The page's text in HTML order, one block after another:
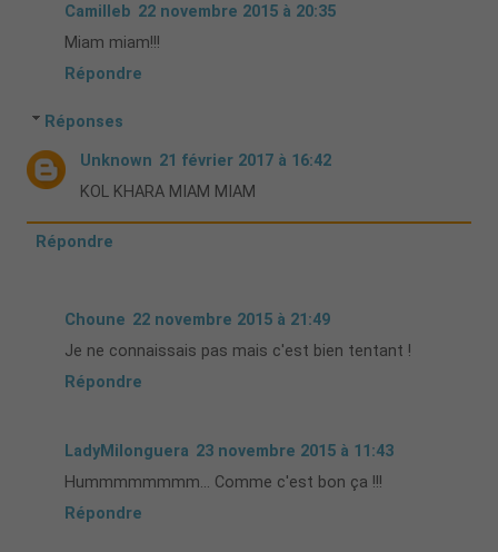
Camilleb 22 novembre 2015 à 20:35
Miam miam!!!
Répondre
Réponses
Unknown 21 février 2017 à 16:42
KOL KHARA MIAM MIAM
Répondre
Choune 22 novembre 2015 à 21:49
Je ne connaissais pas mais c'est bien tentant !
Répondre
LadyMilonguera 23 novembre 2015 à 11:43
Hummmmmmmm... Comme c'est bon ça !!!
Répondre